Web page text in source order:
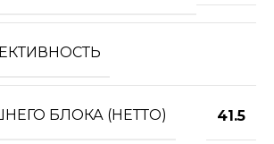
БЛОКА (НЕТТО) 41.5